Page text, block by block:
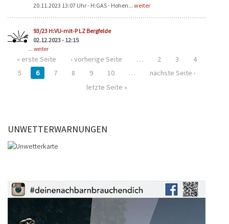
20.11.2023 13:07 Uhr - H:GAS - Hohen... weiter
93/23 H:VU-mit-P LZ Bergfelde
02.12.2023 - 12:15
... weiter
« erste Seite ‹ vorherige Seite … 2 3
4
5
6 7 8 9 10 …
nächste Seite ›
letzte Seite »
UNWETTERWARNUNGEN